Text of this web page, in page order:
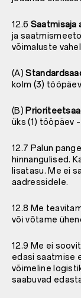
12.6 Saatmisaja
ja
võimaluste
(A)
kolm (3)
(B)
üks (1) tööpäev
12.7 Palun
hinnangulised.
lisatasu. Me ei
aadressidele.
12.8 Me
või võtame
12.9 Me ei
edasi saatmise
võimeline
saabuvad